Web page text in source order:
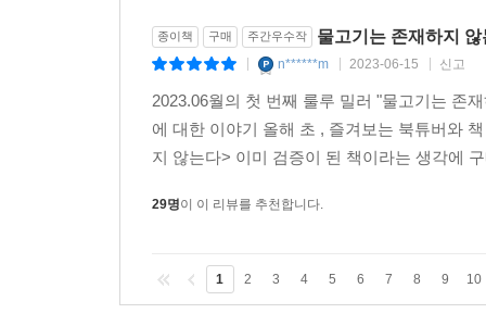
종이책 구매 주간우수작 물고기는 존재하지
n******m 2023-06-15 신고
2023.06월의 첫 번째 룰루 밀러 "물고기는
에 대한 이야기 올해 초 , 즐겨보는 북튜버와
지 않는다> 이미 검증이 된 책이라는 생각에
29명이 이 리뷰를 추천합니다.
1 2 3 4 5 6 7 8 9 10